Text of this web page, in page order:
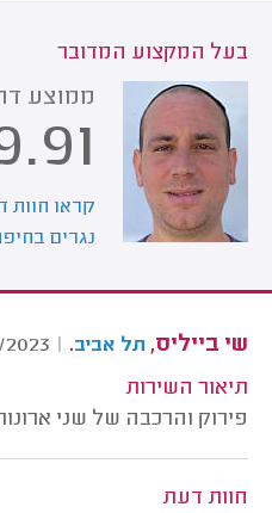
בעל המקצוע המדובר
ממוצע
קראו חוות
נגרים
שי בייליס, תל אביב.
|
2023
תיאור השירות
פירוק והרכבה של שני
חוות דעת